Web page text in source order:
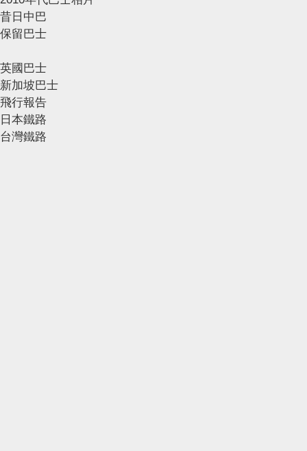
昔日中巴
保留巴士
英國巴士
新加坡巴士
飛行報告
日本鐵路
台灣鐵路